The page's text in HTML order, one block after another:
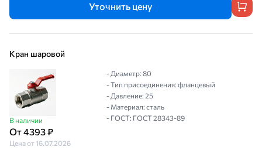
Уточнить цену
Кран шаровой
В наличии
От 4393 ₽
Цена от 16.07.2026
- Диаметр: 80
- Тип присоединения: фланцевый
- Давление: 25
- Материал: сталь
- ГОСТ: ГОСТ 28343-89